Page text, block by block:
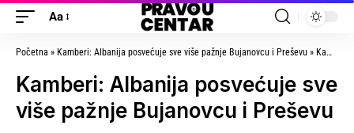
Aa
Početna » Kamberi: Albanija posvećuje sve više pažnje Bujanovcu i Preševu » Kamberi: Albanija posvećuje sve više pažnje Bujanovcu i Preševu
Kamberi: Albanija posvećuje sve
više pažnje Bujanovcu i Preševu